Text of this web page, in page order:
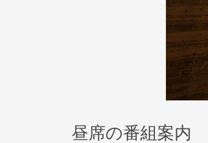
昼席の番組案内